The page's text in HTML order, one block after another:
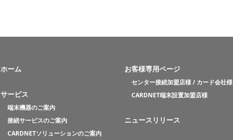
ホーム
サービス
端末機器のご案内
接続サービスのご案内
CARDNETソリューションのご案内
お客様専用ページ
センター接続加盟店様 / カード会社様
CARDNET端末設置加盟店様
ニュースリリース